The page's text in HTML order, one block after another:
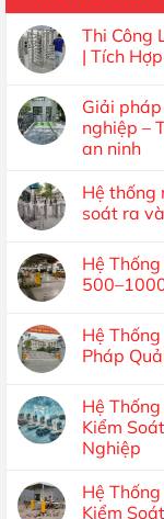
Thi Công
| Tích
Giải
nghiệp –
an ninh
Hệ thống
soát ra
Hệ
Hệ
Pháp
Hệ
Kiểm
Nghiệp
Hệ
Kiểm